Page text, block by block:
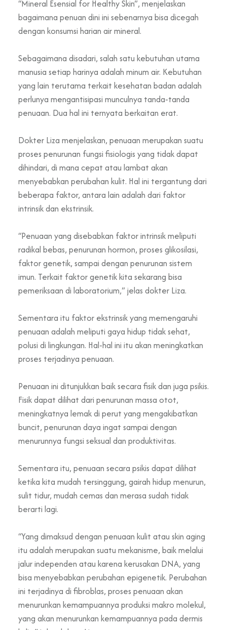
“Mineral Esensial for Healthy Skin”, menjelaskan
bagaimana penuan dini ini sebenarnya bisa dicegah
dengan konsumsi harian air mineral.
Sebagaimana disadari, salah satu kebutuhan utama
manusia setiap harinya adalah minum air. Kebutuhan
yang lain terutama terkait kesehatan badan adalah
perlunya mengantisipasi munculnya tanda-tanda
penuaan. Dua hal ini ternyata berkaitan erat.
Dokter Liza menjelaskan, penuaan merupakan suatu
proses penurunan fungsi fisiologis yang tidak dapat
dihindari, di mana cepat atau lambat akan
menyebabkan perubahan kulit. Hal ini tergantung dari
beberapa faktor, antara lain adalah dari faktor
intrinsik dan ekstrinsik.
“Penuaan yang disebabkan faktor intrinsik meliputi
radikal bebas, penurunan hormon, proses glikosilasi,
faktor genetik, sampai dengan penurunan sistem
imun. Terkait faktor genetik kita sekarang bisa
pemeriksaan di laboratorium,” jelas dokter Liza.
Sementara itu faktor ekstrinsik yang memengaruhi
penuaan adalah meliputi gaya hidup tidak sehat,
polusi di lingkungan. Hal-hal ini itu akan meningkatkan
proses terjadinya penuaan.
Penuaan ini ditunjukkan baik secara fisik dan juga psikis.
Fisik dapat dilihat dari penurunan massa otot,
meningkatnya lemak di perut yang mengakibatkan
buncit, penurunan daya ingat sampai dengan
menurunnya fungsi seksual dan produktivitas.
Sementara itu, penuaan secara psikis dapat dilihat
ketika kita mudah tersinggung, gairah hidup menurun,
sulit tidur, mudah cemas dan merasa sudah tidak
berarti lagi.
“Yang dimaksud dengan penuaan kulit atau skin aging
itu adalah merupakan suatu mekanisme, baik melalui
jalur independen atau karena kerusakan DNA, yang
bisa menyebabkan perubahan epigenetik. Perubahan
ini terjadinya di fibroblas, proses penuaan akan
menurunkan kemampuannya produksi makro molekul,
yang akan menurunkan kemampuannya pada dermis